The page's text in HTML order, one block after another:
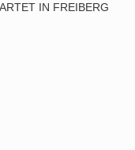
IN FREIBERG